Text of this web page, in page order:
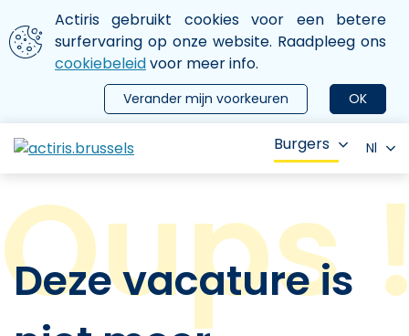
Aller au contenu principal
We gebruiken cookies
Actiris gebruikt cookies voor een betere
surfervaring op onze website. Raadpleeg ons
cookiebeleidvoor meer info.
OK
Verander mijn voorkeuren
le menu
Burgers Nl
Deze vacature is